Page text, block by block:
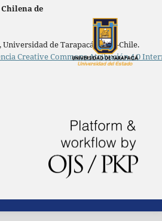
de
de Tarapacá, Arica-Chile.
Creative Commons Atribución 4.0